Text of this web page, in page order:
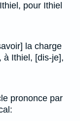
pour Ithiel
la charge
à Ithiel, [dis-je],
prononce par